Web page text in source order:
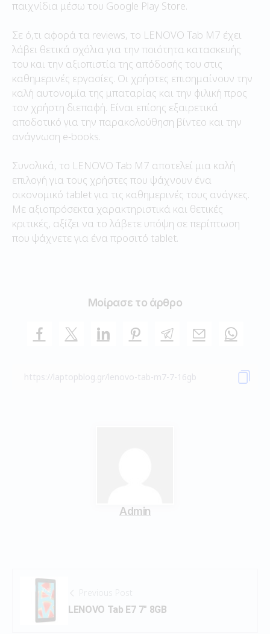
παιχνίδια μέσω του Google Play Store.
Σε ό,τι αφορά τα reviews, το LENOVO Tab M7 έχει
λάβει θετικά σχόλια για την ποιότητα κατασκευής
του και την αξιοπιστία της απόδοσής του στις
καθημερινές εργασίες. Οι χρήστες επισημαίνουν την
καλή αυτονομία της μπαταρίας και την φιλική προς
τον χρήστη διεπαφή. Είναι επίσης εξαιρετικά
αποδοτικό για την παρακολούθηση βίντεο και την
ανάγνωση e-books.
Συνολικά, το LENOVO Tab M7 αποτελεί μια καλή
επιλογή για τους χρήστες που ψάχνουν ένα
οικονομικό tablet για τις καθημερινές τους ανάγκες.
Με αξιοπρόσεκτα χαρακτηριστικά και θετικές
κριτικές, αξίζει να το λάβετε υπόψη σε περίπτωση
που ψάχνετε για ένα προσιτό tablet.
Μοίρασε το άρθρο
Admin
Previous Post
LENOVO Tab E7 7″ 8GB